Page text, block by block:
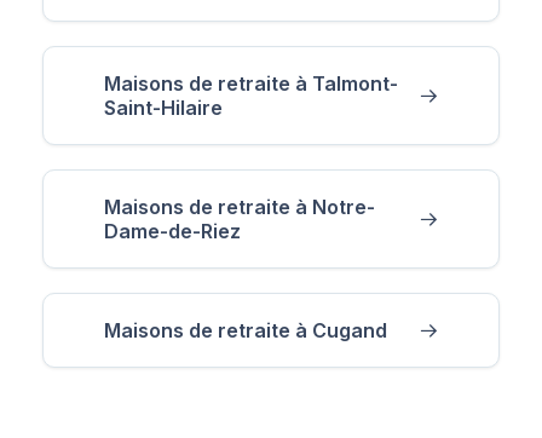
Maisons de retraite à Talmont-
Saint-Hilaire
Maisons de retraite à Notre-
Dame-de-Riez
Maisons de retraite à Cugand